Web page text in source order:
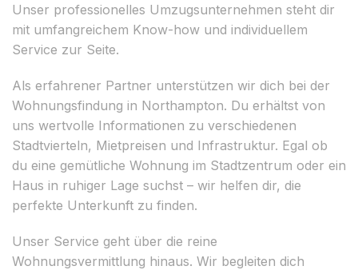
Unser professionelles Umzugsunternehmen steht dir
mit umfangreichem Know-how und individuellem
Service zur Seite.
Als erfahrener Partner unterstützen wir dich bei der
Wohnungsfindung in Northampton. Du erhältst von
uns wertvolle Informationen zu verschiedenen
Stadtvierteln, Mietpreisen und Infrastruktur. Egal ob
du eine gemütliche Wohnung im Stadtzentrum oder ein
Haus in ruhiger Lage suchst – wir helfen dir, die
perfekte Unterkunft zu finden.
Unser Service geht über die reine
Wohnungsvermittlung hinaus. Wir begleiten dich